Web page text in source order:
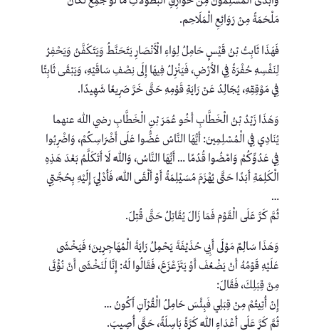
مَلْحَمَةً مِنْ رَوَائِعِ الْمَلَاحِم.
فَهَذَا ثَابِتُ بْنُ قَيْسٍ حَامِلُ لِوَاءِ الْأَنْصَارِ يَتَحَنَّطُ وَيَتَكَفَّنُ وَيَحْفِرُ
لِنَفْسِهِ حُفْرَةً فِي الأَرْضِ، فَيَنْزِلُ فِيهَا إِلَى نِصْفِ سَاقَيْهِ، وَيَبْقَى ثَابِتًا
فِي مَوْقِقِهِ، يُجَالِدُ عَنْ رَايَةِ قَوْمِهِ حَتَّى خَرَّ صَرِيعًا شَهِيدًا.
وَهَذَا زَيْدُ بْنُ الْخَطَّابِ أَخُو عُمَرَ بْنِ الْخَطَّابِ رضي الله عنهما
يُنَادِي فِي الْمُسْلِمِينَ: أَيُّهَا النَّاسُ عَضُّوا عَلَى أَضْرَاسِكُمْ، وَاضْرِبُوا
فِي عَدُوِّكُمْ وَامْضُوا قُدُمًا … أَيُّهَا النَّاسُ، وَاللَّهِ لَا أَتَكَلَّمُ بَعْدَ هَذِهِ
الْكَلِمَةِ أَبَدًا حَتَّى يُهْزَمَ مُسَيْلِمَةُ أَوْ أَلْقَى اللَّهَ، فَأُدْلِيَ إِلَيْهِ بِحُجَّتِي
…
ثُمَّ كَرَّ عَلَى الْقَوْم فَمَا زَالَ يُقَاتِلُ حَتَّى قُتِلَ.
وَهَذَا سَالِمٌ مَوْلَى أَبِي حُذَيْفَةَ يَحْمِلُ رَايَةَ الْمُهَاجِرِينَ؛ فَيَخْشَى
عَلَيْهِ قَوْمُهُ أَنْ يَضْعُفَ أَوْ يَتَزَعْزَعَ، فَقَالُوا لَهُ: إِنَّا لَنَخْشَى أَنْ نُؤْتَى
مِنْ قِبَلِكَ، فَقَالَ:
إِنْ أُتِيتُمْ مِنْ قِبَلِي فَبِئْسَ حَامِلُ الْقُرْآنِ أَكُونُ …
ثُمَّ كَرَّ عَلَى أَعْدَاءِ اللَّهِ كَرَّةً بَاسِلَةً، حَتَّى أُصِيبَ.